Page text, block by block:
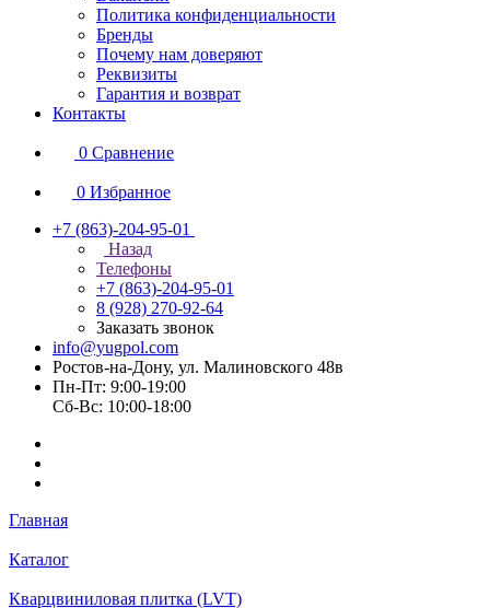
Политика конфиденциальности
Бренды
Почему нам доверяют
Реквизиты
Гарантия и возврат
Контакты
0 Сравнение
0 Избранное
+7 (863)-204-95-01
Назад
Телефоны
+7 (863)-204-95-01
8 (928) 270-92-64
Заказать звонок
info@yugpol.com
Ростов-на-Дону, ул. Малиновского 48в
Пн-Пт: 9:00-19:00
Cб-Вс: 10:00-18:00
Главная
Каталог
Кварцвиниловая плитка (LVT)